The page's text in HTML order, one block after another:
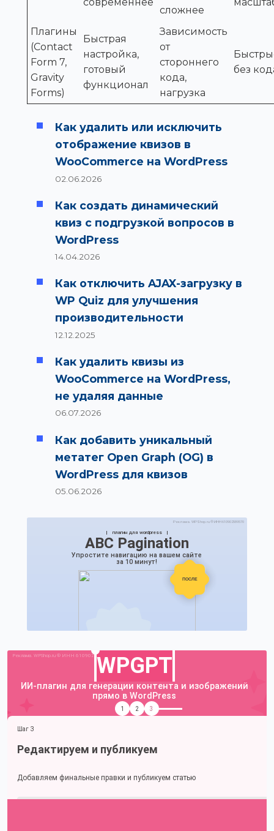
современнее
сложнее
Плагины
(Contact
Form 7,
Gravity
Forms)
Быстрая
настройка,
готовый
функционал
Зависимость
от
стороннего
кода,
нагрузка
без
Как удалить или исключить
отображение квизов в
WooCommerce на WordPress
02.06.2026
Как создать динамический
квиз с подгрузкой вопросов в
WordPress
14.04.2026
Как отключить AJAX-загрузку в
WP Quiz для улучшения
производительности
12.12.2025
Как удалить квизы из
WooCommerce на WordPress,
не удаляя данные
06.07.2026
Как добавить уникальный
метатег Open Graph (OG) в
WordPress для квизов
05.06.2026